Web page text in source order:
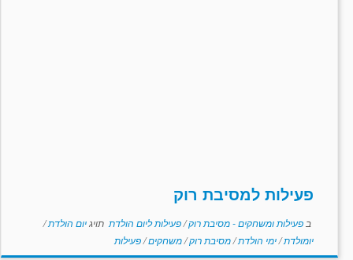
פעילות למסיבת רוק
ב פעילות ומשחקים - מסיבת רוק/פעילות ליום הולדת תויגיום הולדת/
יומולדת/ימי הולדת/מסיבת רוק/משחקים/פעילות